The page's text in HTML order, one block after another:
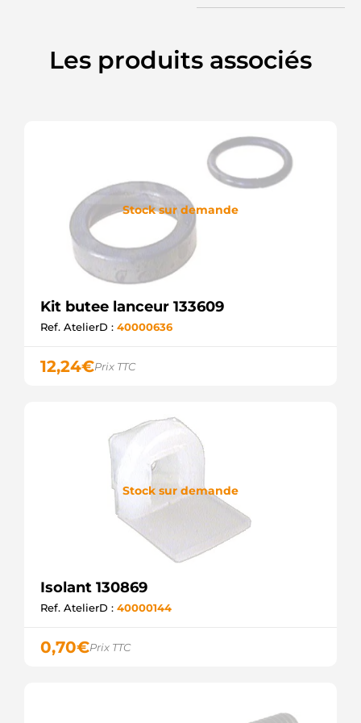
Les produits associés
Stock sur demande
Kit butee lanceur 133609
Ref. AtelierD : 40000636
12,24€Prix TTC
Stock sur demande
Isolant 130869
Ref. AtelierD : 40000144
0,70€Prix TTC